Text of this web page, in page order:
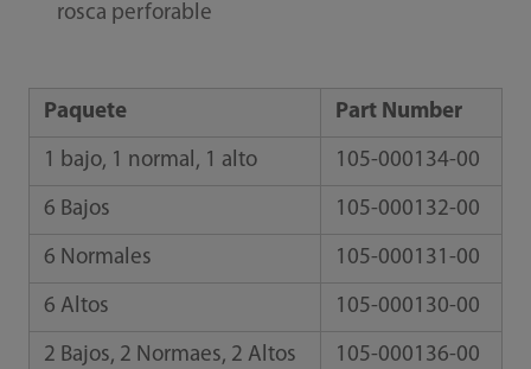
rosca perforable
Paquete Part Number
1 bajo, 1 normal, 1 alto 105-000134-00
6 Bajos 105-000132-00
6 Normales 105-000131-00
6 Altos 105-000130-00
2 Bajos, 2 Normaes, 2 Altos 105-000136-00